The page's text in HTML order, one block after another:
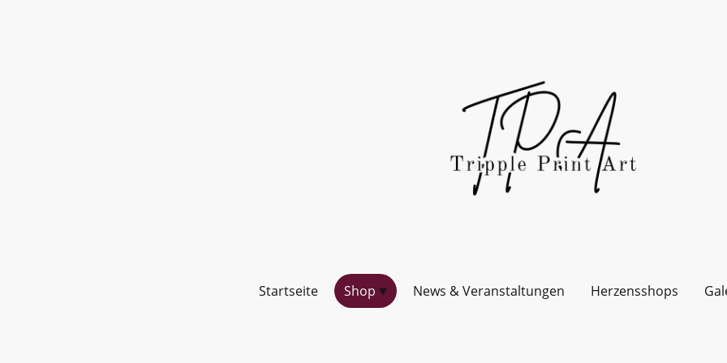
Startseite Shop News & Veranstaltungen Herzensshops